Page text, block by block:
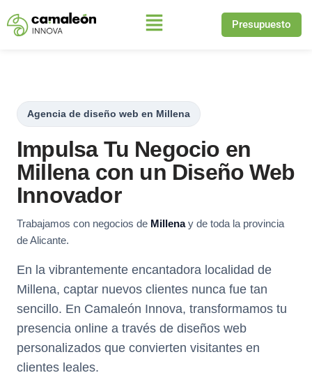
Saltar
Presupuesto
Agencia de diseño web en Millena
Impulsa Tu Negocio en
Millena con un Diseño Web
Innovador
Trabajamos con negocios de Millenay de toda la provincia
de Alicante.
En la vibrantemente encantadora localidad de
Millena, captar nuevos clientes nunca fue tan
sencillo. En Camaleón Innova, transformamos tu
presencia online a través de diseños web
personalizados que convierten visitantes en
clientes leales.